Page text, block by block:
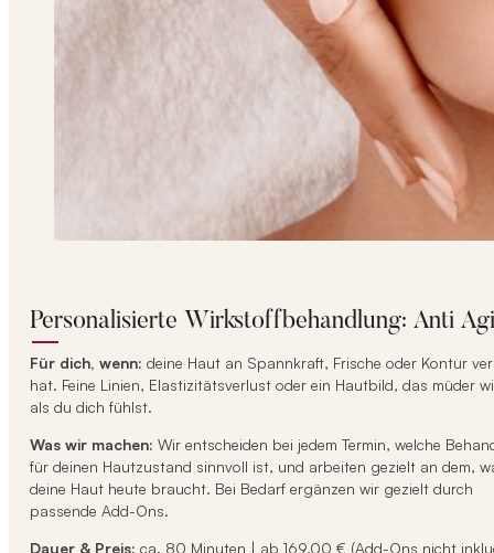
Personalisierte Wirkstoffbehandlung: Anti
Für dich, wenn: deine Haut an Spannkraft, Frische oder Kontur
hat. Feine Linien, Elastizitätsverlust oder ein Hautbild, das müder
als du dich fühlst.
Was wir machen: Wir entscheiden bei jedem Termin, welche
für deinen Hautzustand sinnvoll ist, und arbeiten gezielt an dem,
deine Haut heute braucht. Bei Bedarf ergänzen wir gezielt durch
passende Add-Ons.
Dauer & Preis: ca. 80 Minuten | ab 169,00 € (Add-Ons nicht